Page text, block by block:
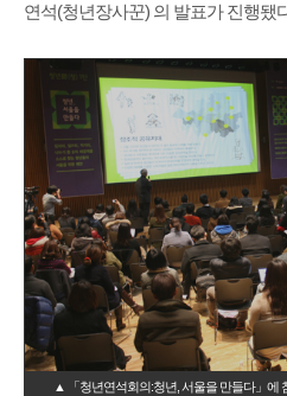
연석(청년장사꾼) 의 발표가 진행됐
▲ 「청년연석회의:청년, 서울을 만들다」에